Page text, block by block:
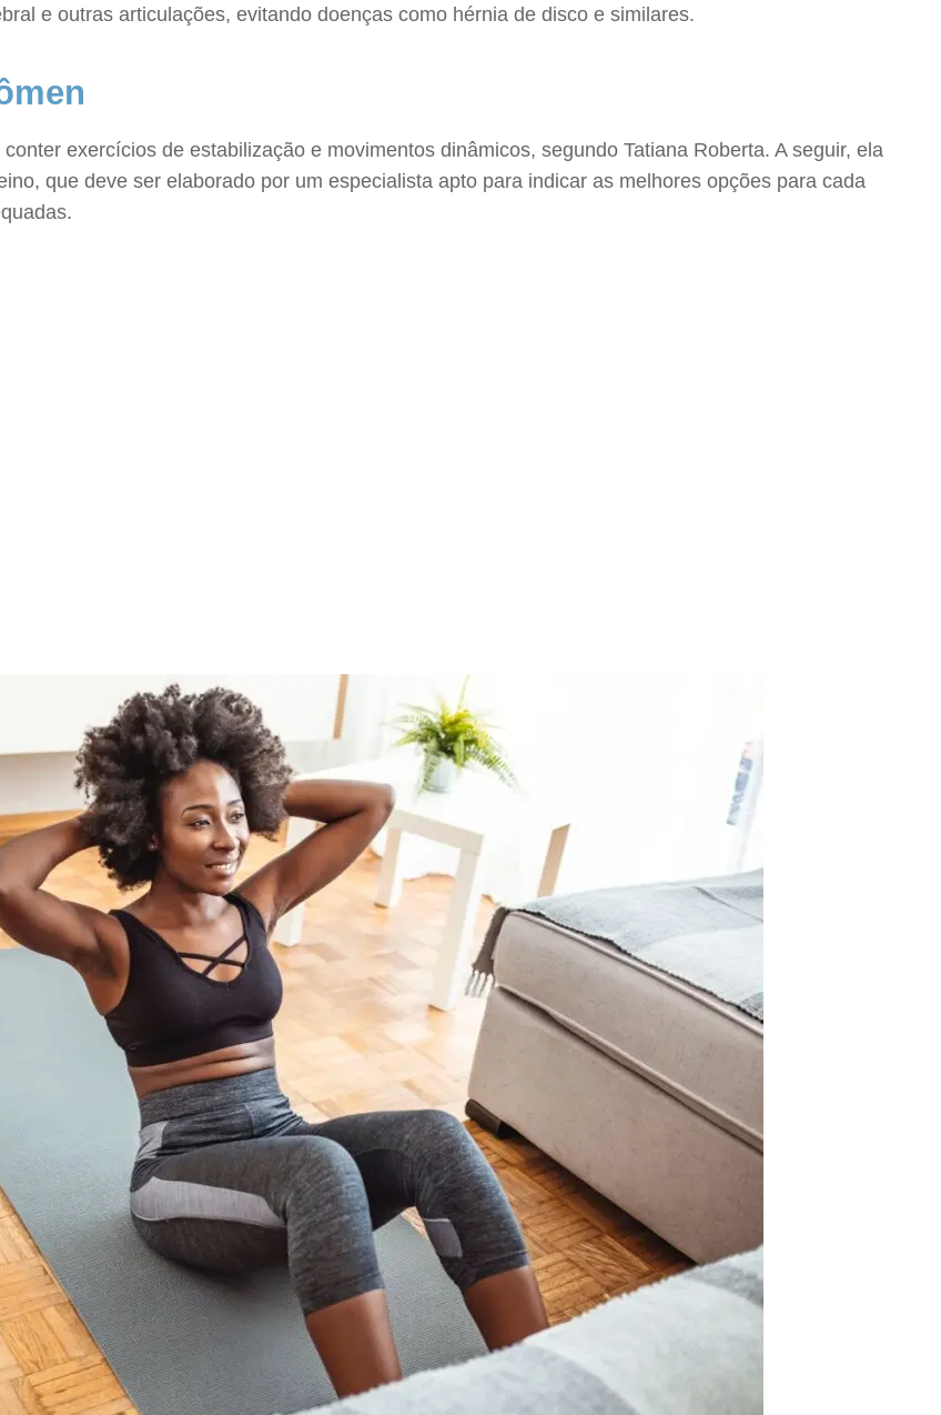
e outras articulações, evitando doenças como hérnia de disco e similares.
exercícios de estabilização e movimentos dinâmicos, segundo Tatiana Roberta. A seguir, ela
que deve ser elaborado por um especialista apto para indicar as melhores opções para cada